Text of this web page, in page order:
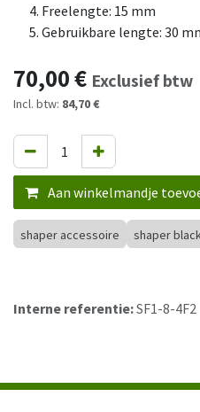
Freelengte: 15 mm
Gebruikbare lengte: 30
70,00€ Exclusief btw
Incl. btw: 84,70 €
Aan winkelmandje
shaper accessoire shaper
Interne referentie:SF1-8-4F2